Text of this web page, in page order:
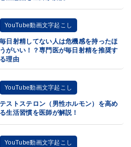
YouTube動画文字起こし
毎日射精してない人は危機感を持ったほ
うがいい！？専門医が毎日射精を推奨す
る理由
YouTube動画文字起こし
テストステロン（男性ホルモン）を高め
る生活習慣を医師が解説！
YouTube動画文字起こし